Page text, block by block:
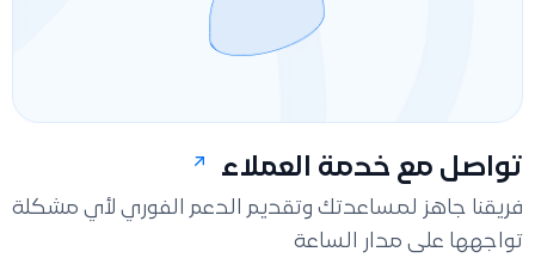
تواصل مع خدمة العملاء
فريقنا جاهز لمساعدتك وتقديم الدعم الفوري لأي مشكلة
تواجهها على مدار الساعة